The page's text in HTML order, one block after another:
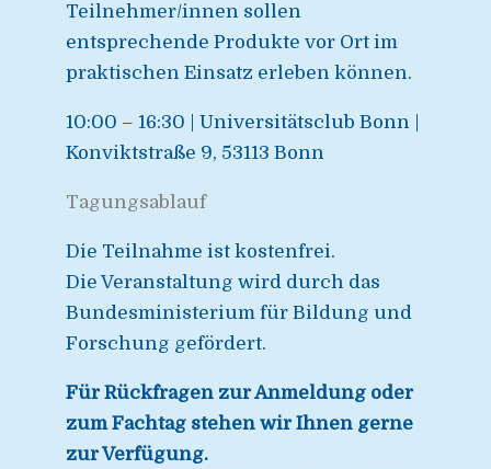
Teilnehmer/innen sollen
entsprechende Produkte vor Ort im
praktischen Einsatz erleben können.
10:00 – 16:30 | Universitätsclub Bonn |
Konviktstraße 9, 53113 Bonn
Tagungsablauf
Die Teilnahme ist kostenfrei.
Die Veranstaltung wird durch das
Bundesministerium für Bildung und
Forschung gefördert.
Für Rückfragen zur Anmeldung oder
zum Fachtag stehen wir Ihnen gerne
zur Verfügung.